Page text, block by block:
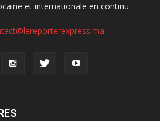
et internationale en continu